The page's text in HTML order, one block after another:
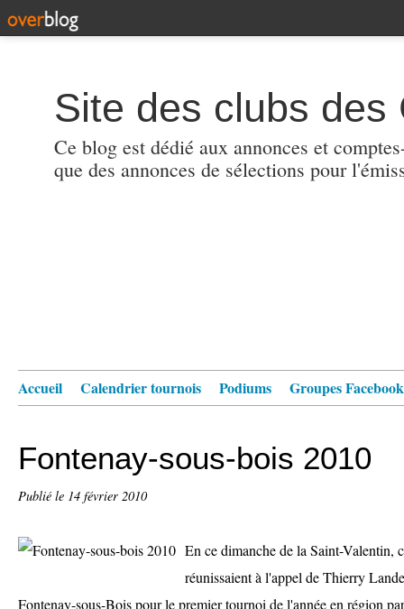
Site des clubs
Ce blog est dédié aux annonces et
que des annonces de sélections pour
Accueil Calendrier tournois Podiums Groupes Facebook
Fontenay-sous-bois 2010
Publié le 14 février 2010
En ce dimanche de la Saint-Valentin,
réunissaient à l'appel de Thierry
Fontenay-sous-Bois pour le premier tournoi de l'année en région